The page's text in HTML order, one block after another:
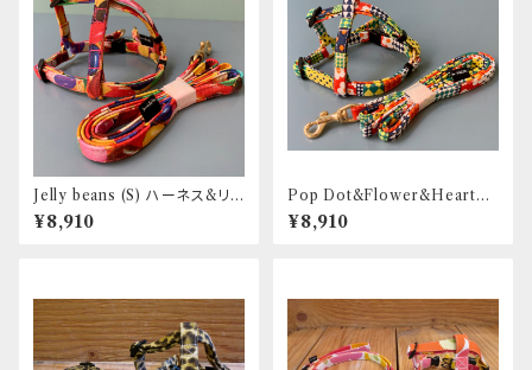
Jelly beans (S) ハーネス&リ
ードセット _ フントヒュッテオリ
ジナル
¥8,910
Pop Dot&Flower&Heart
(S) ハーネス&リードセット _ フ
ントヒュッテオリジナル
¥8,910